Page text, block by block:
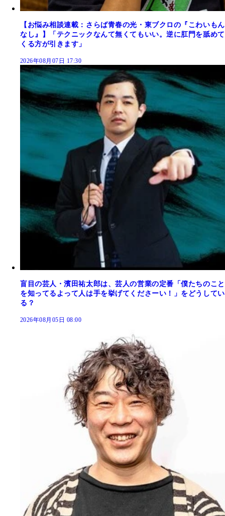
【お悩み相談連載：さらば青春の光・東ブクロの『こわいもん
なし』】「テクニックなんて無くてもいい。逆に肛門を舐めて
くる方が引きます」
2026年08月07日 17:30
盲目の芸人・濱田祐太郎は、芸人の営業の定番「僕たちのこと
を知ってるよって人は手を挙げてくださーい！」をどうしてい
る？
2026年08月05日 08:00